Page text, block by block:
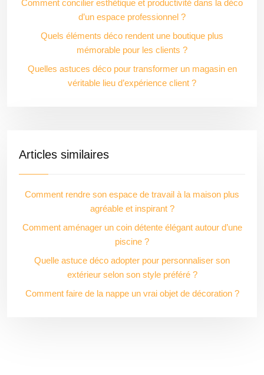
Comment concilier esthétique et productivité dans la déco
d’un espace professionnel ?
Quels éléments déco rendent une boutique plus
mémorable pour les clients ?
Quelles astuces déco pour transformer un magasin en
véritable lieu d’expérience client ?
Articles similaires
Comment rendre son espace de travail à la maison plus
agréable et inspirant ?
Comment aménager un coin détente élégant autour d’une
piscine ?
Quelle astuce déco adopter pour personnaliser son
extérieur selon son style préféré ?
Comment faire de la nappe un vrai objet de décoration ?